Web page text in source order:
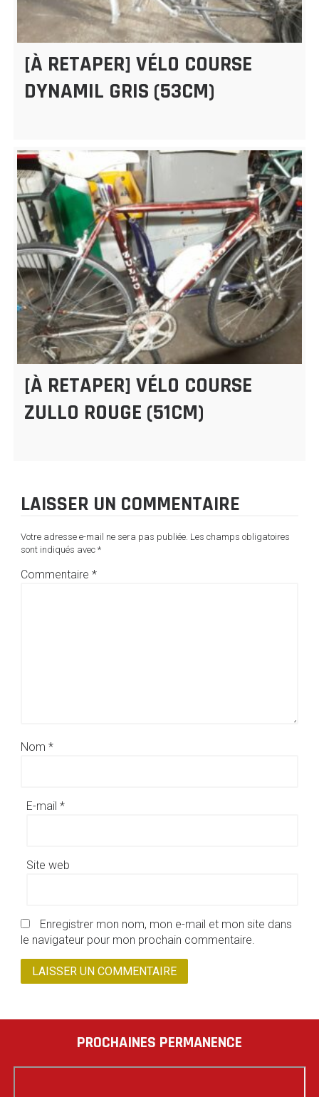
[À RETAPER] VÉLO COURSE
DYNAMIL GRIS (53CM)
[À RETAPER] VÉLO COURSE
ZULLO ROUGE (51CM)
LAISSER UN COMMENTAIRE
Votre adresse e-mail ne sera pas publiée. Les champs obligatoires
sont indiqués avec *
Commentaire *
Nom *
E-mail *
Site web
Enregistrer mon nom, mon e-mail et mon site dans
le navigateur pour mon prochain commentaire.
PROCHAINES PERMANENCE